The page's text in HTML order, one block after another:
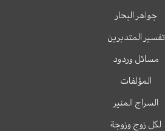
جواهر البحار
تفسير المتدبرين
مسائل وردود
المؤلفات
السراج المنير
لكل زوج وزوجة